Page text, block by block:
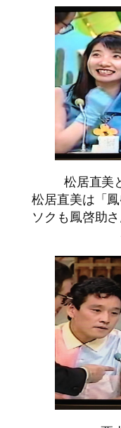
松居直美
松居直美は「
ソクも鳳啓助